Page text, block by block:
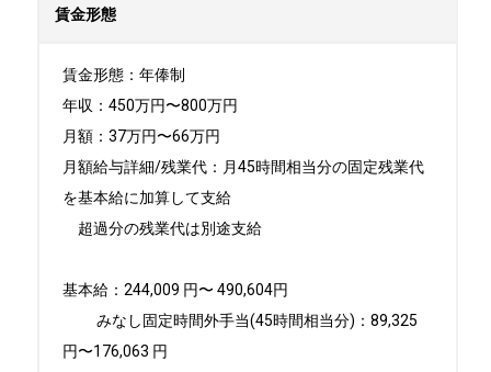
賃金形態
賃金形態：年俸制
年収：450万円〜800万円
月額：37万円〜66万円
月額給与詳細/残業代：月45時間相当分の固定残業代
を基本給に加算して支給
超過分の残業代は別途支給
基本給：244,009 円〜 490,604円
みなし固定時間外手当(45時間相当分)：89,325
円〜176,063 円